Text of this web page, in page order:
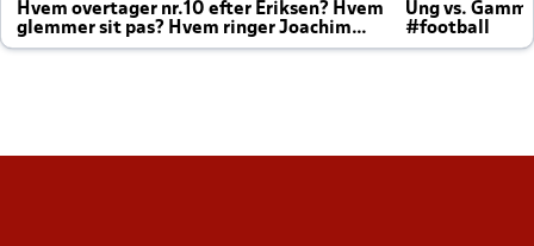
Hvem overtager nr.10 efter Eriksen? Hvem
glemmer sit pas? Hvem ringer Joachim
altid til efter kampe?
Ung vs.
#football